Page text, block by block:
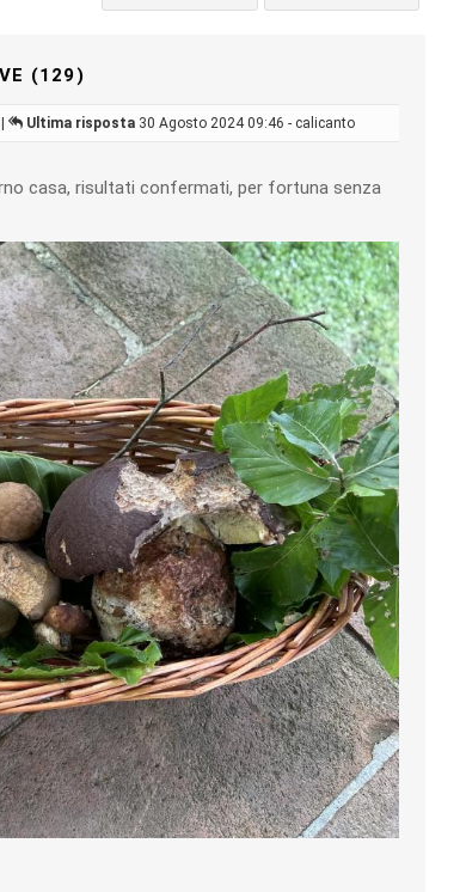
(129)
Ultima risposta 30 Agosto 2024 09:46 - calicanto
casa, risultati confermati, per fortuna senza